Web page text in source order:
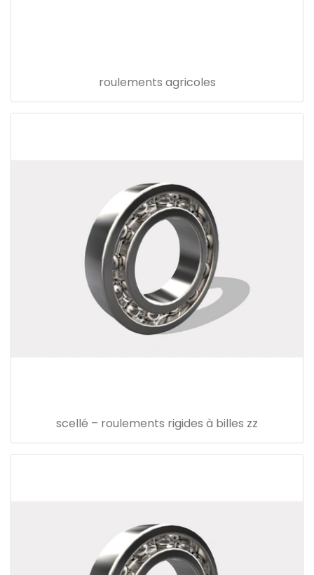
roulements agricoles
scellé – roulements rigides à billes zz